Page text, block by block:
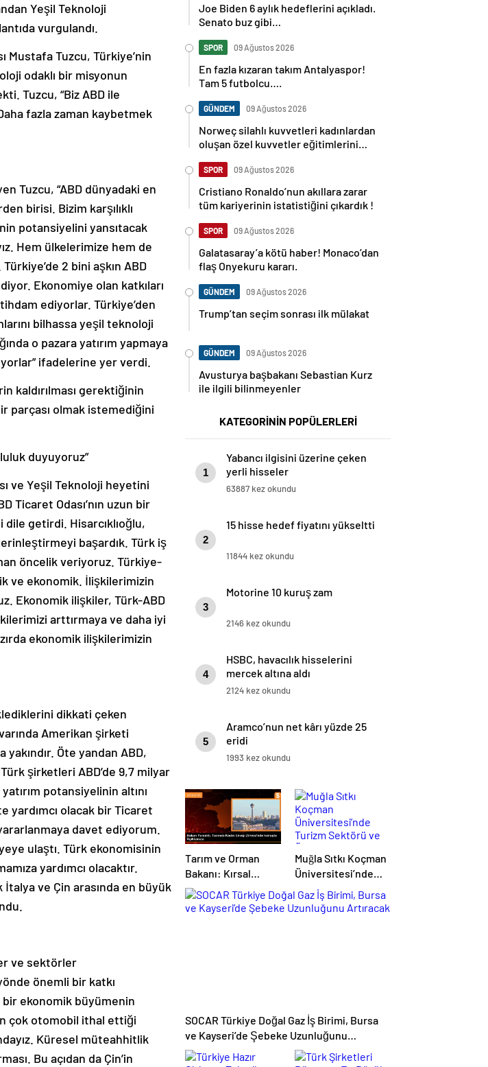
Yeşil Teknoloji
vurgulandı.
Mustafa Tuzcu, Türkiye’nin
odaklı bir misyonun
Tuzcu, “Biz ABD ile
fazla zaman kaybetmek
Tuzcu, “ABD dünyadaki en
birisi. Bizim karşılıklı
potansiyelini yansıtacak
Hem ülkelerimize hem de
2 bini aşkın ABD
Ekonomiye olan katkıları
ediyorlar. Türkiye’den
bilhassa yeşil teknoloji
o pazara yatırım yapmaya
ifadelerine yer verdi.
kaldırılması gerektiğinin
parçası olmak istemediğini
duyuyoruz”
ve Yeşil Teknoloji heyetini
Ticaret Odası’nın uzun bir
getirdi. Hisarcıklıoğlu,
başardık. Türk iş
öncelik veriyoruz. Türkiye-
ve ekonomik. İlişkilerimizin
Ekonomik ilişkiler, Türk-ABD
arttırmaya ve daha iyi
ekonomik ilişkilerimizin
dikkati çeken
Amerikan şirketi
Öte yandan ABD,
şirketleri ABD’de 9,7 milyar
potansiyelinin altını
yardımcı olacak bir Ticaret
davet ediyorum.
ulaştı. Türk ekonomisinin
yardımcı olacaktır.
İtalya ve Çin arasında en büyük
ve sektörler
önemli bir katkı
ekonomik büyümenin
çok otomobil ithal ettiği
Küresel müteahhitlik
Bu açıdan da Çin’in
Joe Biden 6 aylık hedeflerini açıkladı.
Senato buz gibi…
SPOR 09 Ağustos 2026
En fazla kızaran takım Antalyaspor!
Tam 5 futbolcu….
GÜNDEM 09 Ağustos 2026
Norweç silahlı kuvvetleri kadınlardan
oluşan özel kuvvetler eğitimlerini
SPOR 09 Ağustos 2026
Cristiano Ronaldo’nun akıllara zarar
tüm kariyerinin istatistiğini çıkardık !
SPOR 09 Ağustos 2026
Galatasaray’a kötü haber! Monaco’dan
flaş Onyekuru kararı.
GÜNDEM 09 Ağustos 2026
Trump’tan seçim sonrası ilk mülakat
GÜNDEM 09 Ağustos 2026
Avusturya başbakanı Sebastian Kurz
ile ilgili bilinmeyenler
KATEGORİNİN POPÜLERLERİ
1
Yabancı ilgisini üzerine çeken
yerli hisseler
63887 kez okundu
2
15 hisse hedef fiyatını yükseltti
11844 kez okundu
3
Motorine 10 kuruş zam
2146 kez okundu
4
HSBC, havacılık hisselerini
mercek altına aldı
2124 kez okundu
5
Aramco’nun net kârı yüzde 25
eridi
1993 kez okundu
Tarım ve Orman
Bakanı: Kırsal
kalkınmada
gençlere ve
Muğla Sıtkı Koçman
Üniversitesi’nde
Turizm Sektörü ve
Öğrenciler Buluştu
SOCAR Türkiye Doğal Gaz İş Birimi, Bursa
ve Kayseri’de Şebeke Uzunluğunu
Artıracak